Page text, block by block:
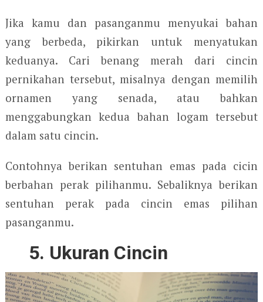
Jika kamu dan pasanganmu menyukai bahan
yang berbeda, pikirkan untuk menyatukan
keduanya. Cari benang merah dari cincin
pernikahan tersebut, misalnya dengan memilih
ornamen yang senada, atau bahkan
menggabungkan kedua bahan logam tersebut
dalam satu cincin.
Contohnya berikan sentuhan emas pada cicin
berbahan perak pilihanmu. Sebaliknya berikan
sentuhan perak pada cincin emas pilihan
pasanganmu.
5. Ukuran Cincin